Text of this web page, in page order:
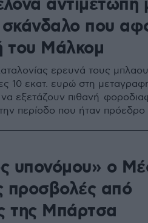
αντιμέτωπη
σκάνδαλο που
του Μάλκομ
ερευνά τους
10 εκατ. ευρώ στη
να εξετάζουν πιθανή
περίοδο που ήταν πρόεδρο
υπονόμου» ο
προσβολές από
της Μπάρτσα